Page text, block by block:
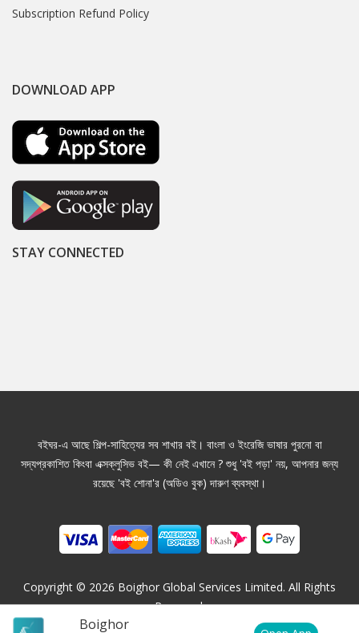
Boighor
Subscription Refund Policy
DOWNLOAD APP
STAY CONNECTED
বইঘর-এ আছে শিল্প-সাহিত্যের সব শাখার বই। বাংলা ও ইংরেজি ভাষার পুরনো বা
সদ্যপ্রকাশিত কিংবা এক্সক্লুসিভ বই— কী নেই এখানে ? শুধু 'বই পড়া' নয়, আপনার জন্য
রয়েছে 'বই শোনা'র (অডিও বুক) দারুণ ব্যবস্থা।
Copyright © 2026 Boighor Global Services Limited. All Rights
Reserved.